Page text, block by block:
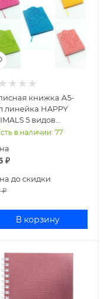
книжка А5-
линейка HAPPY
5 видов
в наличии: 77
₽
до скидки
₽
В корзину